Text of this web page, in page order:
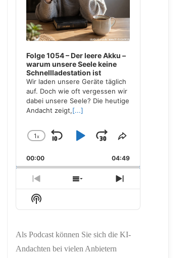
Folge 1054 – Der leere Akku –
warum unsere Seele keine
Schnellladestation ist
Wir laden unsere Geräte täglich
auf. Doch wie oft vergessen wir
dabei unsere Seele? Die heutige
Andacht zeigt,[...]
Change
Rate
1x
Skip
Backward
Play
Pause
Jump
Forward
Share
Episode
00:00 04:49
Previous
Episode
Show
Episodes
Next
Episode
Show
Podcast
Als Podcast können Sie sich die KI-
Andachten bei vielen Anbietern